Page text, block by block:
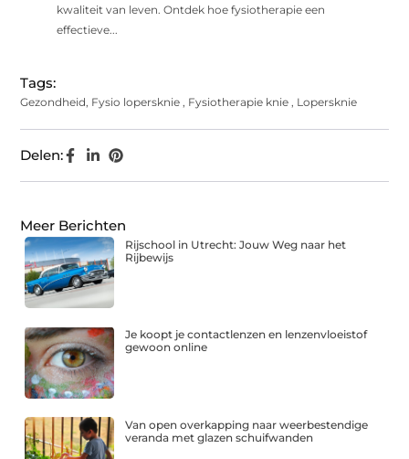
kwaliteit van leven. Ontdek hoe fysiotherapie een
effectieve...
Tags:
Gezondheid, Fysio lopersknie , Fysiotherapie knie , Lopersknie
Delen:
Meer Berichten
Rijschool in Utrecht: Jouw Weg naar het
Rijbewijs
Je koopt je contactlenzen en lenzenvloeistof
gewoon online
Van open overkapping naar weerbestendige
veranda met glazen schuifwanden